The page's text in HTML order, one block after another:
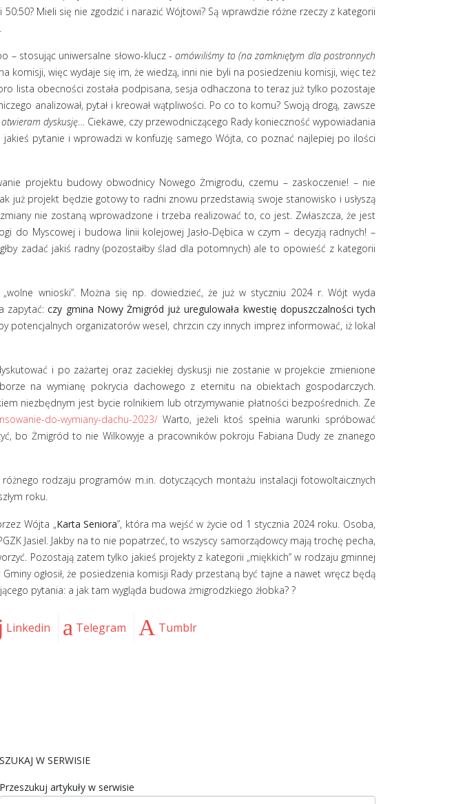
Mieli się nie zgodzić i narazić Wójtowi? Są wprawdzie różne rzeczy z kategorii
– stosując uniwersalne słowo-klucz -omówiliśmy to (na zamkniętym dla postronnych
komisji, więc wydaje się im, że wiedzą, inni nie byli na posiedzeniu komisji, więc też
lista obecności została podpisana, sesja odhaczona to teraz już tylko pozostaje
analizował, pytał i kreował wątpliwości. Po co to komu? Swoją drogą, zawsze
otwieram dyskusję… Ciekawe, czy przewodniczącego Rady konieczność wypowiadania
pytanie i wprowadzi w konfuzję samego Wójta, co poznać najlepiej po ilości
projektu budowy obwodnicy Nowego Żmigrodu, czemu – zaskoczenie! – nie
już projekt będzie gotowy to radni znowu przedstawią swoje stanowisko i usłyszą
nie zostaną wprowadzone i trzeba realizować to, co jest. Zwłaszcza, że jest
do Myscowej i budowa linii kolejowej Jasło-Dębica w czym – decyzją radnych! –
zadać jakiś radny (pozostałby ślad dla potomnych) ale to opowieść z kategorii
wnioski”. Można się np. dowiedzieć, że już w styczniu 2024 r. Wójt wyda
zapytać:czy gmina Nowy Żmigród już uregulowała kwestię dopuszczalności tych
potencjalnych organizatorów wesel, chrzcin czy innych imprez informować, iż lokal
i po zażartej oraz zaciekłej dyskusji nie zostanie w projekcie zmienione
na wymianę pokrycia dachowego z eternitu na obiektach gospodarczych.
niezbędnym jest bycie rolnikiem lub otrzymywanie płatności bezpośrednich. Ze
do-wymiany-dachu-2023/Warto, jeżeli ktoś spełnia warunki spróbować
bo Żmigród to nie Wilkowyje a pracowników pokroju Fabiana Dudy ze znanego
rodzaju programów m.in. dotyczących montażu instalacji fotowoltaicznych
roku.
Wójta „Karta Seniora”, która ma wejść w życie od 1 stycznia 2024 roku. Osoba,
Jasiel. Jakby na to nie popatrzeć, to wszyscy samorządowcy mają trochę pecha,
Pozostają zatem tylko jakieś projekty z kategorii „miękkich” w rodzaju gminnej
ogłosił, że posiedzenia komisji Rady przestaną być tajne a nawet wręcz będą
pytania: a jak tam wygląda budowa żmigrodzkiego żłobka? ?
Linkedin Telegram Tumblr
SZUKAJ W SERWISIE
Przeszukuj artykuły w serwisie